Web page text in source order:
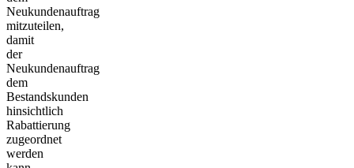
Neukundenauftrag
mitzuteilen,
damit
der
Neukundenauftrag
dem
Bestandskunden
hinsichtlich
Rabattierung
zugeordnet
werden